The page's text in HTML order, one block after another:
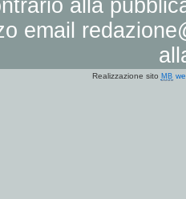
alla
email
Realizzazione sito MB